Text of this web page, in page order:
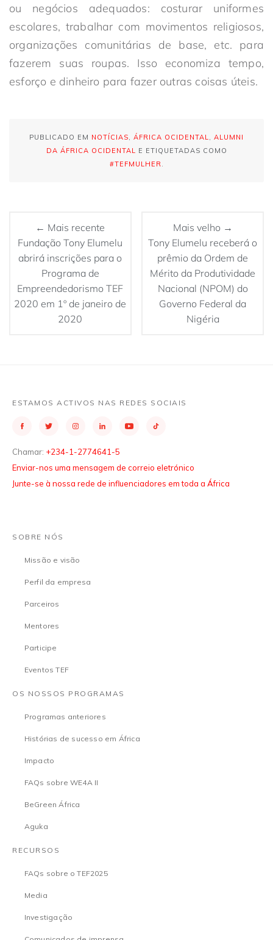
ou negócios adequados: costurar uniformes
escolares, trabalhar com movimentos religiosos,
organizações comunitárias de base, etc. para
fazerem suas roupas. Isso economiza tempo,
esforço e dinheiro para fazer outras coisas úteis.
PUBLICADO EM NOTÍCIAS ÁFRICA OCIDENTAL
ALUMNI
DA ÁFRICA OCIDENTAL
E ETIQUETADAS COMO
#TEFMULHER
← Mais recente
Fundação Tony Elumelu
abrirá inscrições para o
Programa de
Empreendedorismo TEF
2020 em 1º de janeiro de
2020
Mais velho →
Tony Elumelu receberá o
prêmio da Ordem de
Mérito da Produtividade
Nacional (NPOM) do
Governo Federal da
Nigéria
ESTAMOS ACTIVOS NAS REDES SOCIAIS
Chamar: +234-1-2774641-5
Enviar-nos uma mensagem de correio eletrónico
Junte-se à nossa rede de influenciadores em toda a África
SOBRE NÓS
Missão e visão
Perfil da empresa
Parceiros
Mentores
Participe
Eventos TEF
OS NOSSOS PROGRAMAS
Programas anteriores
Histórias de sucesso em África
Impacto
FAQs sobre WE4A II
BeGreen África
Aguka
RECURSOS
FAQs sobre o TEF2025
Media
Investigação